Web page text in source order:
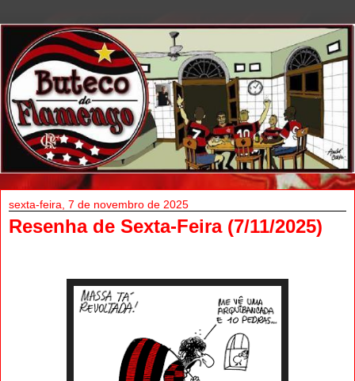
sexta-feira, 7 de novembro de 2025
Resenha de Sexta-Feira (7/11/2025)